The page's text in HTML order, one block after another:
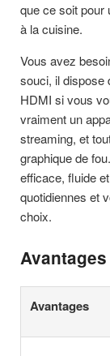
que ce soit pour
à la cuisine.
Vous avez
souci, il dispose
HDMI si vous
vraiment un
streaming, et
graphique de
efficace, fluide
quotidiennes et
choix.
Avantages